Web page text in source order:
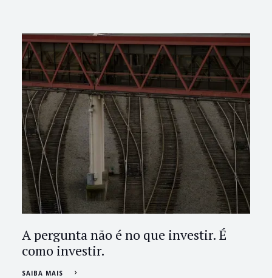
A pergunta não é no que investir. É
como investir.
SAIBA MAIS